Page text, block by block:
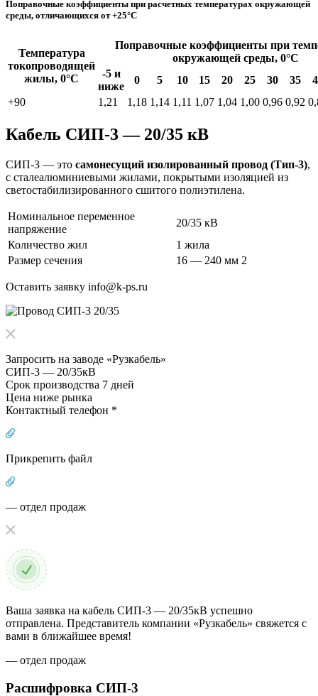
Поправочные коэффициенты при расчетных температурах окружающей
среды, отличающихся от +25°С
Температура
токопроводящей
жилы, 0°С
Поправочные коэффициенты при
окружающей среды, 0°С
-5 и
ниже
0 5 10 15 20 25 30 35
+90
1,21 1,18 1,14 1,11 1,07 1,04 1,00 0,96 0,92
Кабель СИП-3 — 20/35 кВ
СИП-3 — это самонесущий изолированный провод (Тип-3),
с сталеалюминиевыми жилами, покрытыми изоляцией из
светостабилизированного сшитого полиэтилена.
Номинальное переменное
напряжение
20/35 кВ
Количество жил
1 жила
Размер сечения
16 — 240 мм 2
Оставить заявку info@k-ps.ru
Запросить на заводе «Рузкабель»
СИП-3 — 20/35кВ
Срок производства 7 дней
Цена ниже рынка
Контактный телефон *
Прикрепить файл
— отдел продаж
Ваша заявка на кабель СИП-3 — 20/35кВ успешно
отправлена. Представитель компании «Рузкабель» свяжется с
вами в ближайшее время!
— отдел продаж
Расшифровка СИП-3